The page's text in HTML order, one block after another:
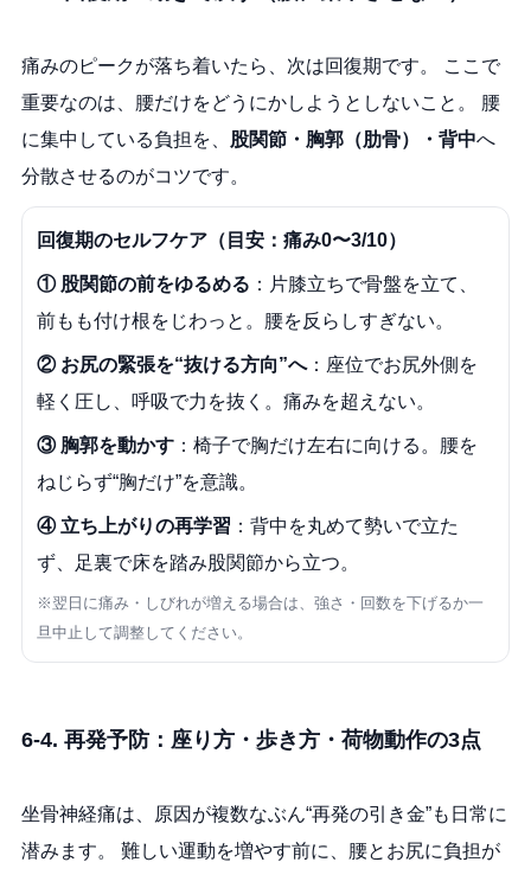
痛みのピークが落ち着いたら、次は回復期です。 ここで
重要なのは、腰だけをどうにかしようとしないこと。 腰
に集中している負担を、 股関節・胸郭（肋骨）・背中へ
分散させるのがコツです。
回復期のセルフケア（目安：痛み0〜3/10）
① 股関節の前をゆるめる ：片膝立ちで骨盤を立て、
前もも付け根をじわっと。腰を反らしすぎない。
② お尻の緊張を“抜ける方向”へ：座位でお尻外側を
軽く圧し、呼吸で力を抜く。痛みを超えない。
③ 胸郭を動かす：椅子で胸だけ左右に向ける。腰を
ねじらず“胸だけ”を意識。
④ 立ち上がりの再学習 ：背中を丸めて勢いで立た
ず、足裏で床を踏み股関節から立つ。
※翌日に痛み・しびれが増える場合は、強さ・回数を下げるか一
旦中止して調整してください。
6-4. 再発予防：座り方・歩き方・荷物動作の3点
坐骨神経痛は、原因が複数なぶん“再発の引き金”も日常に
潜みます。 難しい運動を増やす前に、腰とお尻に負担が